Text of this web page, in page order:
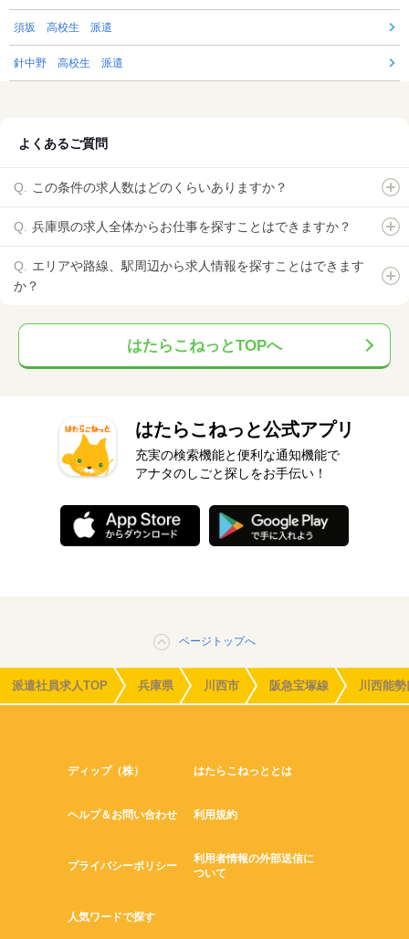
須坂 高校生 派遣
針中野 高校生 派遣
よくあるご質問
この条件の求人数はどのくらいありますか？
兵庫県の求人全体からお仕事を探すことはできますか？
エリアや路線、駅周辺から求人情報を探すことはできます
か？
はたらこねっとTOPへ
はたらこねっと公式アプリ
充実の検索機能と便利な通知機能で
アナタのしごと探しをお手伝い！
ページトップへ
派遣社員求人TOP 兵庫県 川西市 阪急宝塚線 川西能勢
ディップ（株） はたらこねっととは
ヘルプ＆お問い合わせ 利用規約
プライバシーポリシー
利用者情報の外部送信に
ついて
人気ワードで探す